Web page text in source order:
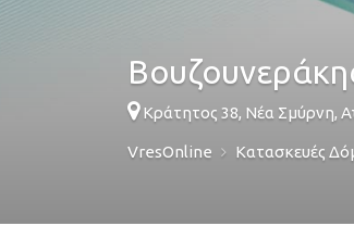
Κράτητος 38, Νέα Σμύρνη,
VresOnline Κατασκευές